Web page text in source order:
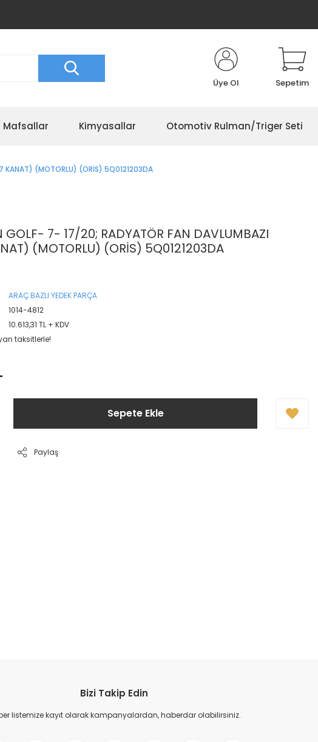
Üye Ol Sepetim
Mafsallar Kimyasallar Otomotiv Rulman/Triger Seti
KANAT) (MOTORLU) (ORİS) 5Q0121203DA
GOLF- 7- 17/20; RADYATÖR FAN DAVLUMBAZI
(MOTORLU) (ORİS) 5Q0121203DA
ARAÇ BAZLI YEDEK PARÇA
1014-4812
10.613,31 TL + KDV
taksitlerle!
Sepete Ekle
Paylaş
Bizi Takip Edin
listemize kayıt olarak kampanyalardan, haberdar olabilirsiniz.